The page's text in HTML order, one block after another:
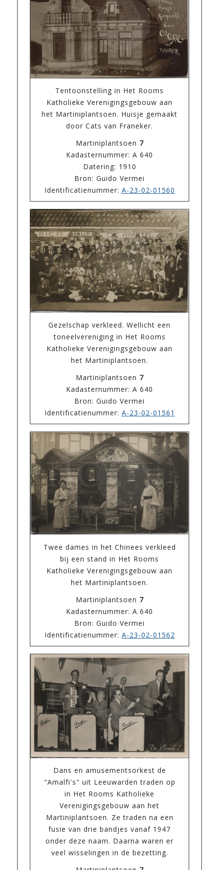
Tentoonstelling in Het Rooms
Katholieke Verenigingsgebouw aan
het Martiniplantsoen. Huisje gemaakt
door Cats van Franeker.
Martiniplantsoen 7
Kadasternummer: A 640
Datering: 1910
Bron: Guido Vermei
Identificatienummer: A-23-02-01560
Gezelschap verkleed. Wellicht een
toneelvereniging in Het Rooms
Katholieke Verenigingsgebouw aan
het Martiniplantsoen.
Martiniplantsoen 7
Kadasternummer: A 640
Bron: Guido Vermei
Identificatienummer: A-23-02-01561
Twee dames in het Chinees verkleed
bij een stand in Het Rooms
Katholieke Verenigingsgebouw aan
het Martiniplantsoen.
Martiniplantsoen 7
Kadasternummer: A 640
Bron: Guido Vermei
Identificatienummer: A-23-02-01562
Dans en amusementsorkest de
"Amalfi's" uit Leeuwarden traden op
in Het Rooms Katholieke
Verenigingsgebouw aan het
Martiniplantsoen. Ze traden na een
fusie van drie bandjes vanaf 1947
onder deze naam. Daarna waren er
veel wisselingen in de bezetting.